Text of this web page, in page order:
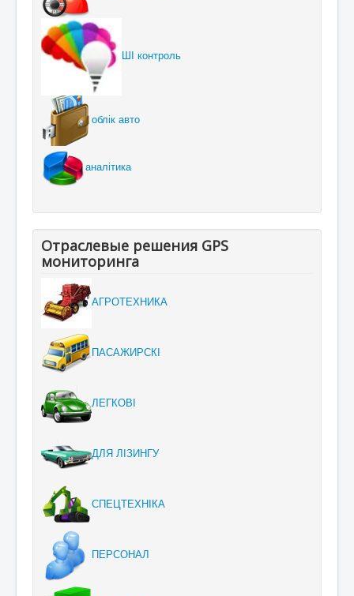
ШІ контроль
облік авто
аналітика
Отраслевые решения GPS
мониторинга
АГРОТЕХНИКА
ПАСАЖИРСКІ
ЛЕГКОВІ
ДЛЯ ЛІЗИНГУ
СПЕЦТЕХНІКА
ПЕРСОНАЛ